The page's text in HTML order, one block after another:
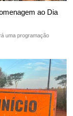
ao Dia
uma programação